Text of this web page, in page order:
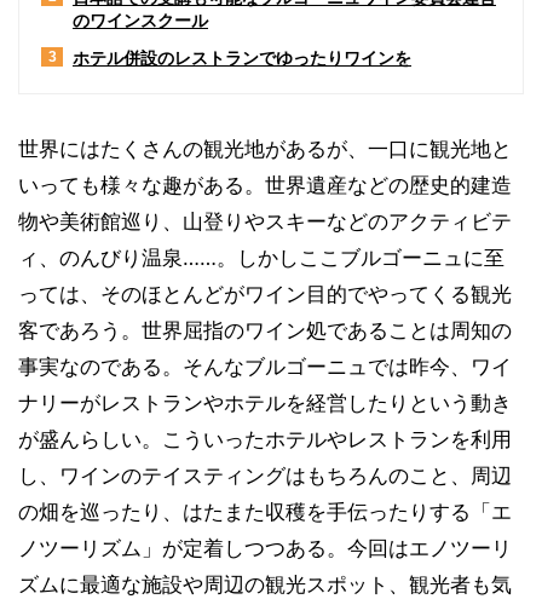
のワインスクール
3 ホテル併設のレストランでゆったりワインを
世界にはたくさんの観光地があるが、一口に観光地と
いっても様々な趣がある。世界遺産などの歴史的建造
物や美術館巡り、山登りやスキーなどのアクティビテ
ィ、のんびり温泉……。しかしここブルゴーニュに至
っては、そのほとんどがワイン目的でやってくる観光
客であろう。世界屈指のワイン処であることは周知の
事実なのである。そんなブルゴーニュでは昨今、ワイ
ナリーがレストランやホテルを経営したりという動き
が盛んらしい。こういったホテルやレストランを利用
し、ワインのテイスティングはもちろんのこと、周辺
の畑を巡ったり、はたまた収穫を手伝ったりする「エ
ノツーリズム」が定着しつつある。今回はエノツーリ
ズムに最適な施設や周辺の観光スポット、観光者も気